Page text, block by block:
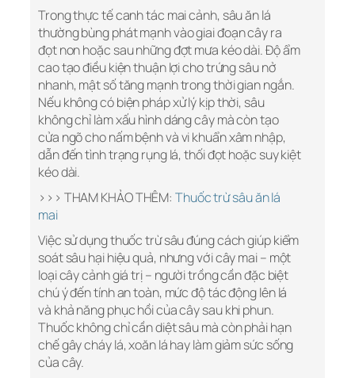
Trong thực tế canh tác mai cảnh, sâu ăn lá
thường bùng phát mạnh vào giai đoạn cây ra
đọt non hoặc sau những đợt mưa kéo dài. Độ ẩm
cao tạo điều kiện thuận lợi cho trứng sâu nở
nhanh, mật số tăng mạnh trong thời gian ngắn.
Nếu không có biện pháp xử lý kịp thời, sâu
không chỉ làm xấu hình dáng cây mà còn tạo
cửa ngõ cho nấm bệnh và vi khuẩn xâm nhập,
dẫn đến tình trạng rụng lá, thối đọt hoặc suy kiệt
kéo dài.
>>> THAM KHẢO THÊM: Thuốc trừ sâu ăn lá
mai
Việc sử dụng thuốc trừ sâu đúng cách giúp kiểm
soát sâu hại hiệu quả, nhưng với cây mai – một
loại cây cảnh giá trị – người trồng cần đặc biệt
chú ý đến tính an toàn, mức độ tác động lên lá
và khả năng phục hồi của cây sau khi phun.
Thuốc không chỉ cần diệt sâu mà còn phải hạn
chế gây cháy lá, xoăn lá hay làm giảm sức sống
của cây.